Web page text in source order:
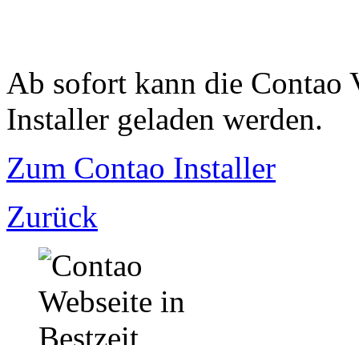
Ab sofort kann die Contao
Installer geladen werden.
Zum Contao Installer
Zurück